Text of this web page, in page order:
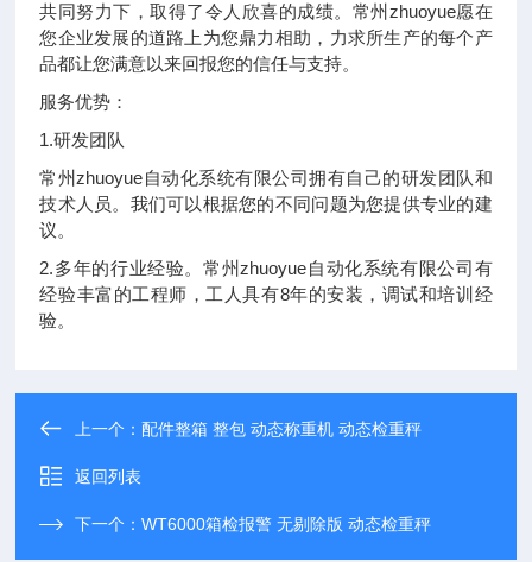
共同努力下，取得了令人欣喜的成绩。常州zhuoyue愿在
您企业发展的道路上为您鼎力相助，力求所生产的每个产
品都让您满意以来回报您的信任与支持。
服务优势：
1.研发团队
常州zhuoyue自动化系统有限公司拥有自己的研发团队和
技术人员。我们可以根据您的不同问题为您提供专业的建
议。
2.多年的行业经验。常州zhuoyue自动化系统有限公司有
经验丰富的工程师，工人具有8年的安装，调试和培训经
验。
上一个：配件整箱 整包 动态称重机 动态检重秤
返回列表
下一个：WT6000箱检报警 无剔除版 动态检重秤